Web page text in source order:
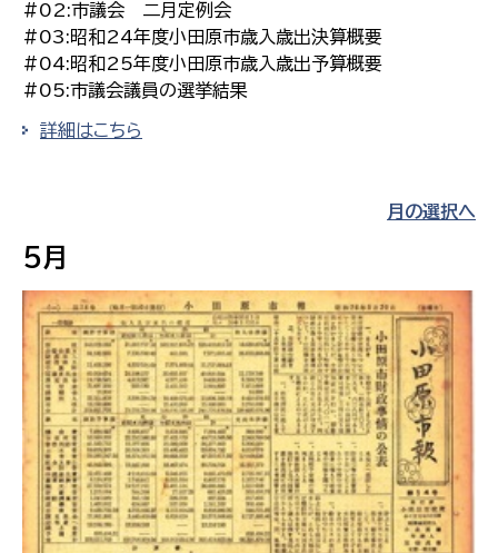
#02:市議会 二月定例会
#03:昭和24年度小田原市歳入歳出決算概要
#04:昭和25年度小田原市歳入歳出予算概要
#05:市議会議員の選挙結果
詳細はこちら
月の選択へ
5月